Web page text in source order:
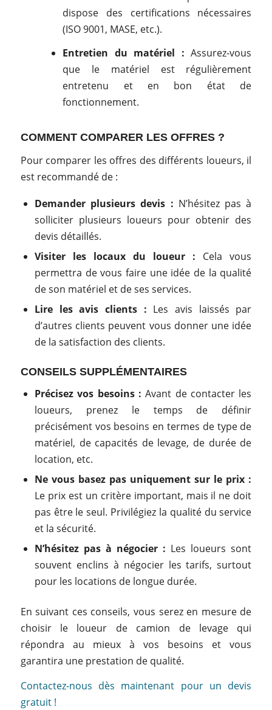
dispose des certifications nécessaires
(ISO 9001, MASE, etc.).
Entretien du matériel : Assurez-vous
que le matériel est régulièrement
entretenu et en bon état de
fonctionnement.
COMMENT COMPARER LES OFFRES ?
Pour comparer les offres des différents loueurs, il
est recommandé de :
Demander plusieurs devis : N’hésitez pas à
solliciter plusieurs loueurs pour obtenir des
devis détaillés.
Visiter les locaux du loueur : Cela vous
permettra de vous faire une idée de la qualité
de son matériel et de ses services.
Lire les avis clients : Les avis laissés par
d’autres clients peuvent vous donner une idée
de la satisfaction des clients.
CONSEILS SUPPLÉMENTAIRES
Précisez vos besoins : Avant de contacter les
loueurs, prenez le temps de définir
précisément vos besoins en termes de type de
matériel, de capacités de levage, de durée de
location, etc.
Ne vous basez pas uniquement sur le prix :
Le prix est un critère important, mais il ne doit
pas être le seul. Privilégiez la qualité du service
et la sécurité.
N’hésitez pas à négocier : Les loueurs sont
souvent enclins à négocier les tarifs, surtout
pour les locations de longue durée.
En suivant ces conseils, vous serez en mesure de
choisir le loueur de camion de levage qui
répondra au mieux à vos besoins et vous
garantira une prestation de qualité.
Contactez-nous dès maintenant pour un devis
gratuit !